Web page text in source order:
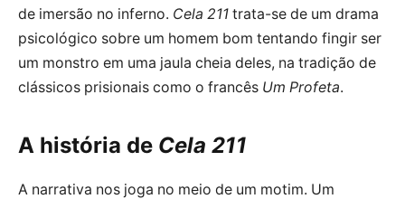
de imersão no inferno. Cela 211 trata-se de um drama
psicológico sobre um homem bom tentando fingir ser
um monstro em uma jaula cheia deles, na tradição de
clássicos prisionais como o francês Um Profeta.
A história de Cela 211
A narrativa nos joga no meio de um motim. Um